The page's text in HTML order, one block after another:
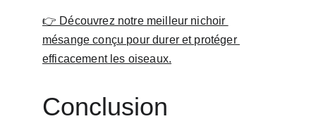
👉 Découvrez notre meilleur nichoir
mésange conçu pour durer et protéger
efficacement les oiseaux.
Conclusion